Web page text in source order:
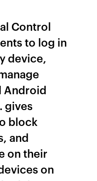
Control
to log in
device,
Android
gives
block
and
on their
on